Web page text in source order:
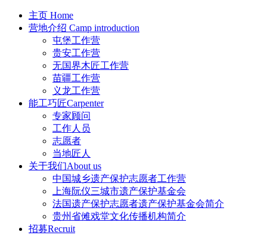
主页 Home
营地介绍 Camp introduction
屯堡工作营
贵安工作营
无国界木匠工作营
苗疆工作营
义龙工作营
能工巧匠Carpenter
专家顾问
工作人员
志愿者
当地匠人
关于我们About us
中国城乡遗产保护志愿者工作营
上海阮仪三城市遗产保护基金会
法国遗产保护志愿者遗产保护基金会简介
贵州省傩戏堂文化传播机构简介
招募Recruit